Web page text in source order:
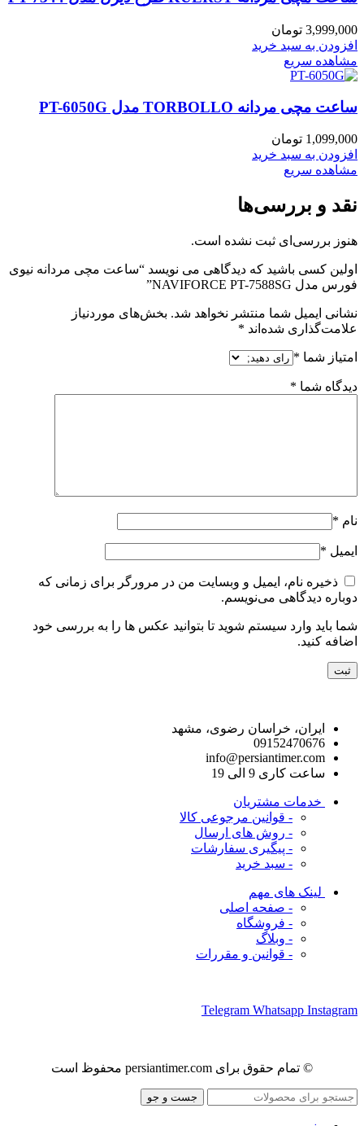
3,999,000 تومان
افزودن به سبد خرید
مشاهده سریع
ساعت مچی مردانه TORBOLLO مدل PT-6050G
1,099,000 تومان
افزودن به سبد خرید
مشاهده سریع
نقد و بررسی‌ها
هنوز بررسی‌ای ثبت نشده است.
اولین کسی باشید که دیدگاهی می نویسد “ساعت مچی مردانه نیوی
فورس مدل NAVIFORCE PT-7588SG”
نشانی ایمیل شما منتشر نخواهد شد. بخش‌های موردنیاز
علامت‌گذاری شده‌اند *
امتیاز شما *
دیدگاه شما *
نام *
ایمیل *
ذخیره نام، ایمیل و وبسایت من در مرورگر برای زمانی که
دوباره دیدگاهی می‌نویسم.
شما باید وارد سیستم شوید تا بتوانید عکس ها را به بررسی خود
اضافه کنید.
ایران، خراسان رضوی، مشهد
09152470676
info@persiantimer.com
ساعت کاری 9 الی 19
خدمات مشتریان
- قوانین مرجوعی کالا
- روش های ارسال
- پیگیری سفارشات
- سبد خرید
لینک های مهم
- صفحه اصلی
- فروشگاه
- وبلاگ
- قوانین و مقررات
Telegram Whatsapp Instagram
© تمام حقوق برای persiantimer.com محفوظ است
جست و جو